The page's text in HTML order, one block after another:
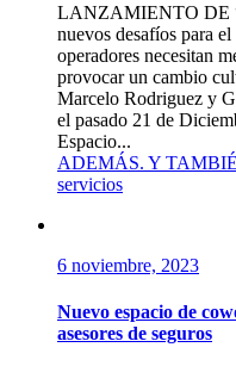
LANZAMIENTO DE
nuevos desafíos para
operadores necesitan
provocar un cambio
Marcelo Rodriguez y
el pasado 21 de
Espacio...
ADEMÁS. Y
servicios
6 noviembre, 2023
Nuevo espacio de
asesores de seguros